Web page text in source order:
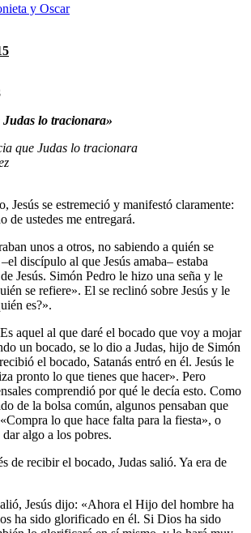
y Oscar
lo tracionara»
Jesús se estremeció y manifestó claramente:
de ustedes me entregará.
unos a otros, no sabiendo a quién se
discípulo al que Jesús amaba– estaba
Jesús. Simón Pedro le hizo una seña y le
se refiere». El se reclinó sobre Jesús y le
es?».
aquel al que daré el bocado que voy a mojar
un bocado, se lo dio a Judas, hijo de Simón
el bocado, Satanás entró en él. Jesús le
pronto lo que tienes que hacer». Pero
comprendió por qué le decía esto. Como
de la bolsa común, algunos pensaban que
lo que hace falta para la fiesta», o
algo a los pobres.
de recibir el bocado, Judas salió. Ya era de
Jesús dijo: «Ahora el Hijo del hombre ha
ha sido glorificado en él. Si Dios ha sido